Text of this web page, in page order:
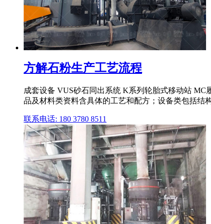
方解石粉生产工艺流程
成套设备 VUS砂石同出系统 K系列轮胎式移动站
品及材料类资料含具体的工艺和配方；设备类包括结
联系电话: 180 3780 8511